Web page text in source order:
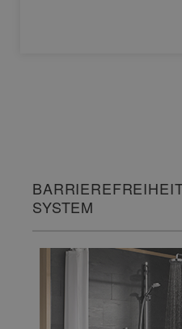
SYSTEM